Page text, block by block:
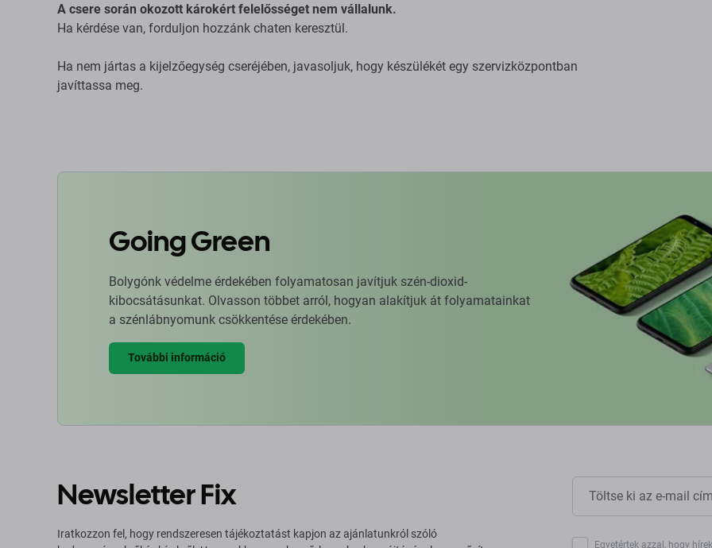
A csere során okozott károkért felelősséget nem vállalunk.
Ha kérdése van, forduljon hozzánk chaten keresztül.
Ha nem jártas a kijelzőegység cseréjében, javasoljuk, hogy készülékét egy szervizközpontban
javíttassa meg.
Going Green
Bolygónk védelme érdekében folyamatosan javítjuk szén-dioxid-
kibocsátásunkat. Olvasson többet arról, hogyan alakítjuk át folyamatainkat
a szénlábnyomunk csökkentése érdekében.
További információ
Newsletter Fix
Iratkozzon fel, hogy rendszeresen tájékoztatást kapjon az ajánlatunkról szóló
Egyetértek azzal, hogy